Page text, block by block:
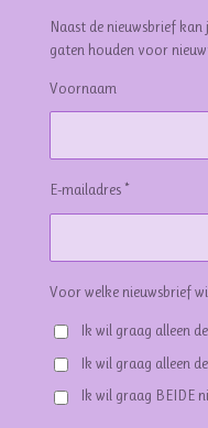
Naast de nieuwsbrief kan
gaten houden voor
Voornaam
E-mailadres *
Voor welke nieuwsbrief
Ik wil graag alleen
Ik wil graag alleen
Ik wil graag BEIDE